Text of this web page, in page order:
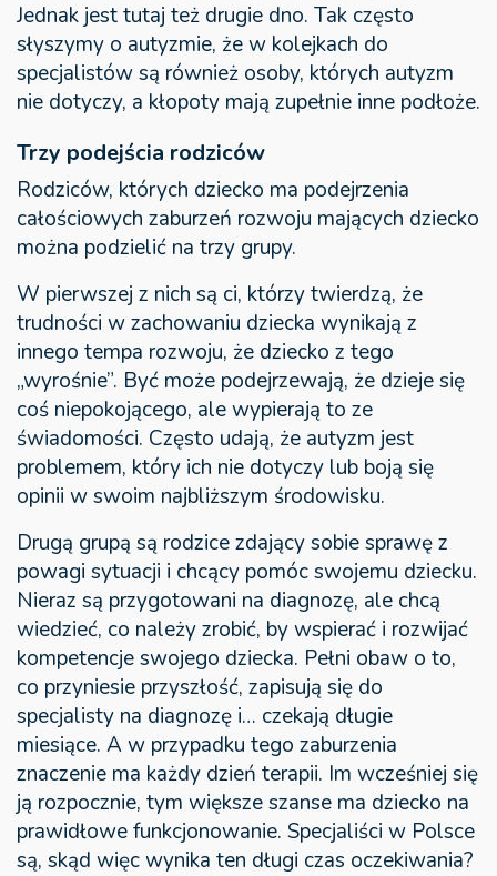
Jednak jest tutaj też drugie dno. Tak często
słyszymy o autyzmie, że w kolejkach do
specjalistów są również osoby, których autyzm
nie dotyczy, a kłopoty mają zupełnie inne podłoże.
Trzy podejścia rodziców
Rodziców, których dziecko ma podejrzenia
całościowych zaburzeń rozwoju mających dziecko
można podzielić na trzy grupy.
W pierwszej z nich są ci, którzy twierdzą, że
trudności w zachowaniu dziecka wynikają z
innego tempa rozwoju, że dziecko z tego
„wyrośnie”. Być może podejrzewają, że dzieje się
coś niepokojącego, ale wypierają to ze
świadomości. Często udają, że autyzm jest
problemem, który ich nie dotyczy lub boją się
opinii w swoim najbliższym środowisku.
Drugą grupą są rodzice zdający sobie sprawę z
powagi sytuacji i chcący pomóc swojemu dziecku.
Nieraz są przygotowani na diagnozę, ale chcą
wiedzieć, co należy zrobić, by wspierać i rozwijać
kompetencje swojego dziecka. Pełni obaw o to,
co przyniesie przyszłość, zapisują się do
specjalisty na diagnozę i… czekają długie
miesiące. A w przypadku tego zaburzenia
znaczenie ma każdy dzień terapii. Im wcześniej się
ją rozpocznie, tym większe szanse ma dziecko na
prawidłowe funkcjonowanie. Specjaliści w Polsce
są, skąd więc wynika ten długi czas oczekiwania?